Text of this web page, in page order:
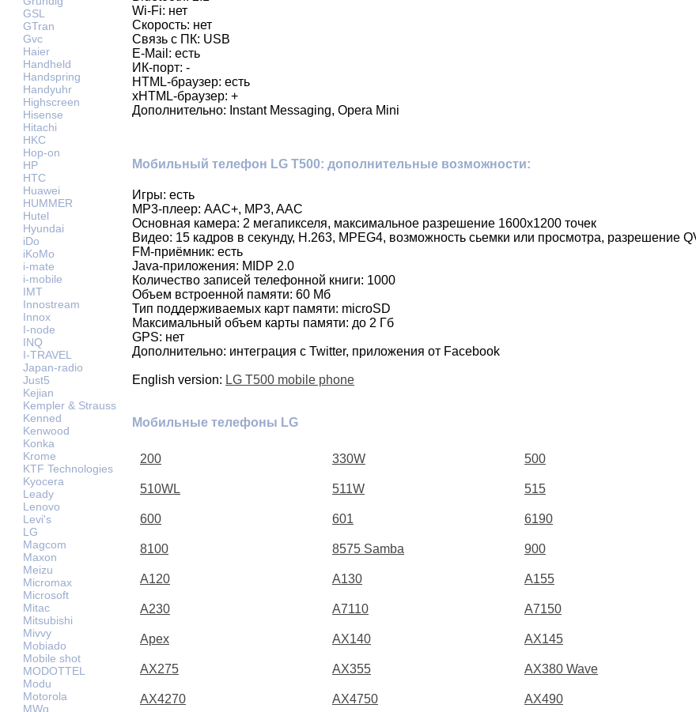
GSL
GTran
Gvc
Haier
Handheld
Handspring
Handyuhr
Highscreen
Hisense
Hitachi
HKC
Hop-on
HP
HTC
Huawei
HUMMER
Hutel
Hyundai
iDo
iKoMo
i-mate
i-mobile
IMT
Innostream
Innox
I-node
INQ
I-TRAVEL
Japan-radio
Just5
Kejian
Kempler & Strauss
Kenned
Kenwood
Konka
Krome
KTF Technologies
Kyocera
Leady
Lenovo
Levi's
LG
Magcom
Maxon
Meizu
Micromax
Microsoft
Mitac
Mitsubishi
Mivvy
Mobiado
Mobile shot
MODOTTEL
Modu
Motorola
MWg
Wi-Fi: нет
Скорость: нет
Связь с ПК: USB
E-Mail: есть
ИК-порт: -
HTML-браузер: есть
xHTML-браузер: +
Дополнительно: Instant Messaging, Opera Mini
Мобильный телефон LG T500: дополнительные возможности:
Игры: есть
MP3-плеер: AAC+, MP3, AAC
Основная камера: 2 мегапикселя, максимальное разрешение 1600х1200 точек
Видео: 15 кадров в секунду, H.263, MPEG4, возможность сьемки или просмотра, разрешение
FM-приёмник: есть
Java-приложения: MIDP 2.0
Количество записей телефонной книги: 1000
Объем встроенной памяти: 60 Мб
Тип поддерживаемых карт памяти: microSD
Максимальный объем карты памяти: до 2 Гб
GPS: нет
Дополнительно: интеграция с Twitter, приложения от Facebook
English version: LG T500 mobile phone
Мобильные телефоны LG
200 330W 500
510WL 511W 515
600 601 6190
8100 8575 Samba 900
A120 A130 A155
A230 A7110 A7150
Apex AX140 AX145
AX275 AX355 AX380 Wave
AX4270 AX4750 AX490